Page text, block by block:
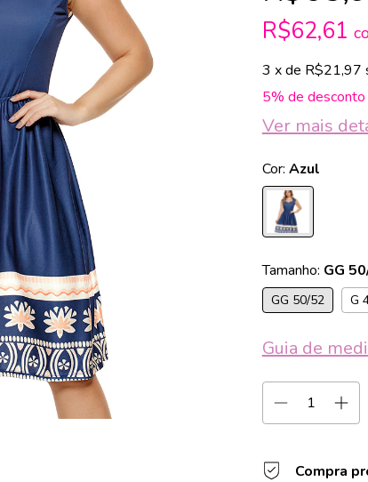
R$62,61
3 x de R$21,97
5% de desconto
Ver mais
Cor: Azul
Tamanho: GG
GG 50/52 G
Guia de
Compra